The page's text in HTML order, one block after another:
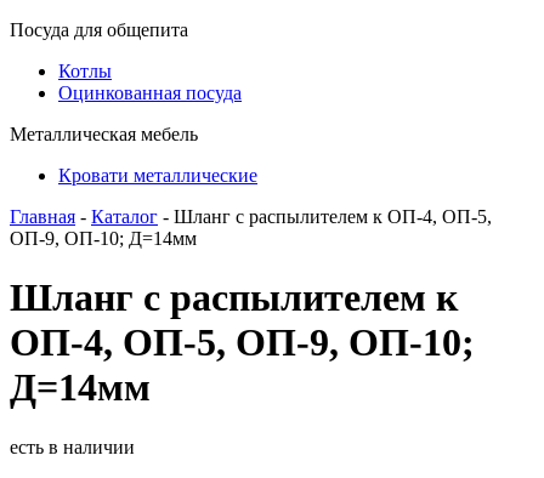
Посуда для общепита
Котлы
Оцинкованная посуда
Металлическая мебель
Кровати металлические
Главная - Каталог - Шланг с распылителем к ОП-4, ОП-5,
ОП-9, ОП-10; Д=14мм
Шланг с распылителем к
ОП-4, ОП-5, ОП-9, ОП-10;
Д=14мм
есть в наличии